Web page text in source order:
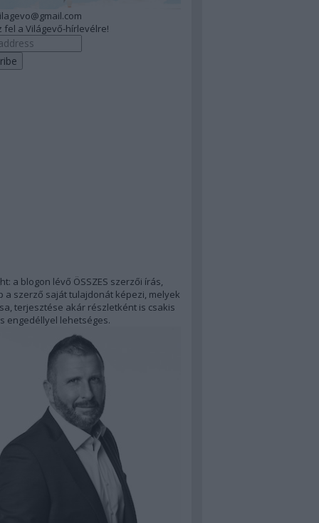
fel a Világevő-hírlevélre!
a blogon lévő ÖSSZES szerzői írás,
a szerző saját tulajdonát képezi, melyek
terjesztése akár részletként is csakis
engedéllyel lehetséges.